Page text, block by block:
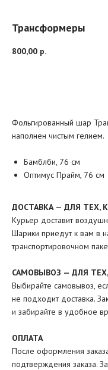
Трансформеры
800,00 р.
Фольгированный шар
наполнен чистым гелием.
Бамблби, 76 см
Оптимус Прайм, 76 см
ДОСТАВКА — ДЛЯ ТЕХ,
Курьер доставит
Шарики приедут к вам в
транспортировочном
САМОВЫВОЗ — ДЛЯ
Выбирайте самовывоз,
не подходит доставка.
и забирайте в удобное
ОПЛАТА
После оформления
подтверждения заказа.